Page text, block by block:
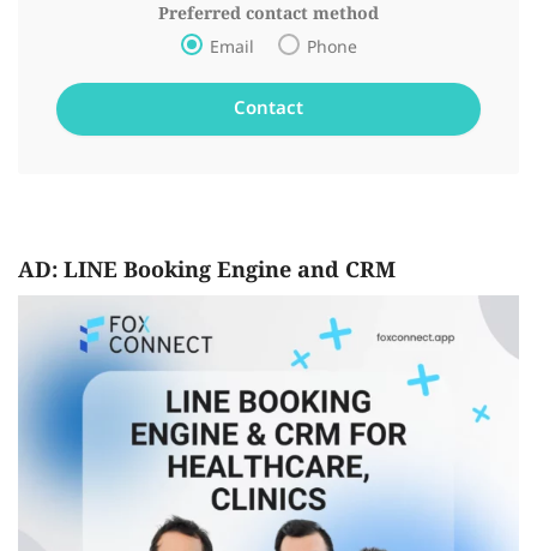
Preferred contact method
Email Phone
AD: LINE Booking Engine and CRM